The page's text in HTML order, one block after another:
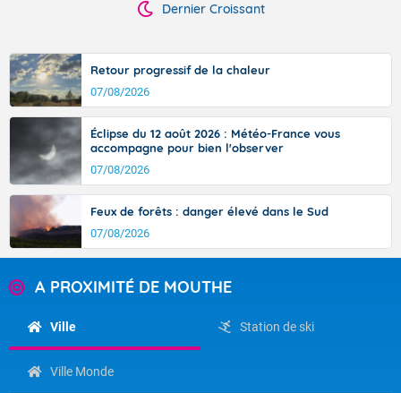
Dernier Croissant
Retour progressif de la chaleur
07/08/2026
Éclipse du 12 août 2026 : Météo-France vous
accompagne pour bien l'observer
07/08/2026
Feux de forêts : danger élevé dans le Sud
07/08/2026
A PROXIMITÉ DE MOUTHE
Ville Station de ski
Ville Monde